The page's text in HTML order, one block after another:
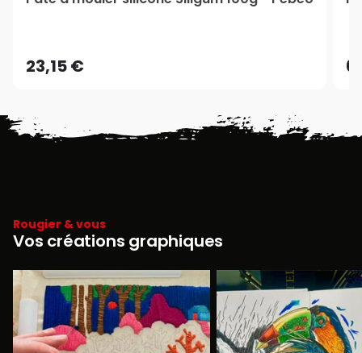
23,15 €
Rougier & vous
Vos créations graphiques